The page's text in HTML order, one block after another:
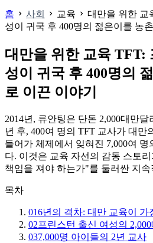
홈 사회 교육
대만을 위한 교
성이 귀국 후 400명의 젊은이를 농
대만을 위한 교육 TFT:
성이 귀국 후 400명의
로 이끈 이야기
2014년, 류안팅은 단돈 2,000대만
년 후, 400여 명의 TFT 교사가 대만
들어가 체제에서 잊혀진 7,000여
다. 이것은 교육 자선의 감동 스토
책임을 져야 하는가"를 둘러싼 지
목차
016년의 격차: 대만 교육이 가
02프린스턴 출신 여성의
037,000명 아이들의 2년 교사